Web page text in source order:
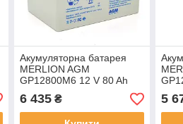
Акумуляторна батарея
MERLION AGM
GP12800M6 12 V 80 Ah
21,8 кг ( 260 x 165 x 210
(215) ) Q1
6 435₴
325
Q1/
5